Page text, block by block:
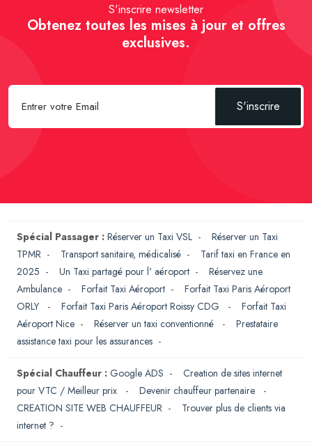
S'inscrire newsletter
Obtenez toutes les mises à jour et offres
exclusives.
S'inscrire
Spécial Passager : Réserver un Taxi VSL - Réserver un Taxi
TPMR - Transport sanitaire, médicalisé - Tarif taxi en France en
2025 - Un Taxi partagé pour l' aéroport - Réservez une
Ambulance - Forfait Taxi Aéroport - Forfait Taxi Paris Aéroport
ORLY
- Forfait Taxi Paris Aéroport Roissy CDG - Forfait Taxi
Aéroport Nice - Réserver un taxi conventionné - Prestataire
assistance taxi pour les assurances -
Spécial Chauffeur : Google ADS - Creation de sites internet
pour VTC / Meilleur prix
- Devenir chauffeur partenaire
-
CREATION SITE WEB CHAUFFEUR - Trouver plus de clients via
internet ? -